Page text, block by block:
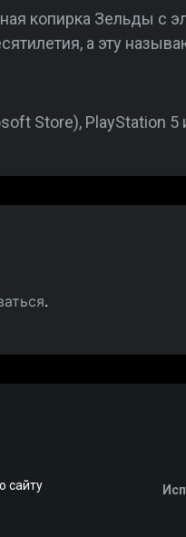
копирка Зельды с
а эту
Store), PlayStation 5
.
сайту